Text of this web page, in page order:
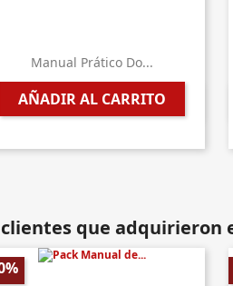
Manual Prático Do...
AÑADIR AL CARRITO
 Vista rápida
clientes que